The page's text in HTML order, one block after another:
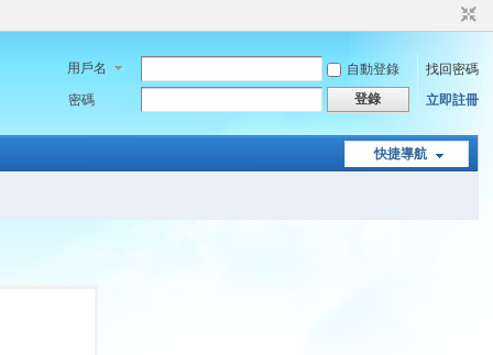
用戶名 自動登錄
找回密碼
密碼
登錄 立即註冊
快捷導航